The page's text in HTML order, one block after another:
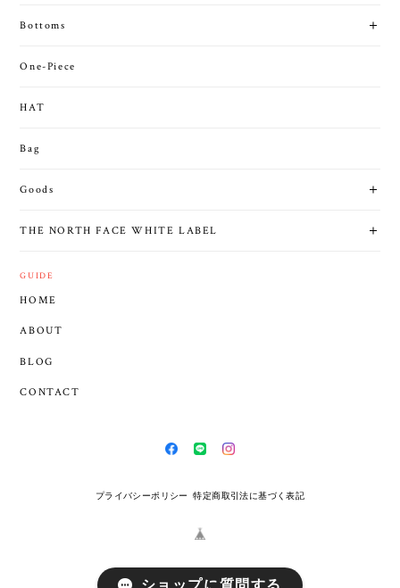
Bottoms
One-Piece
HAT
Bag
Goods
THE NORTH FACE WHITE LABEL
GUIDE
HOME
ABOUT
BLOG
CONTACT
プライバシーポリシー 特定商取引法に基づく表記
ショップに質問する